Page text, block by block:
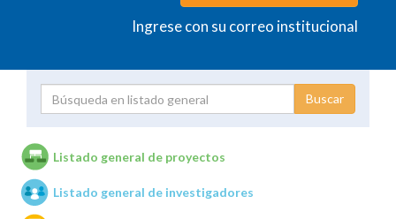
Ingrese con su correo institucional
Unidades de investigación
Listado general de proyectos
Listado general de investigadores